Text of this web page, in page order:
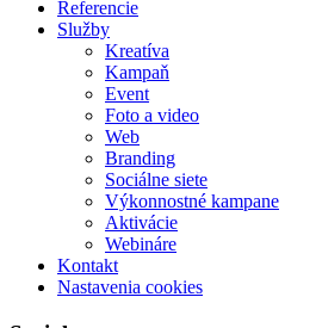
Referencie
Služby
Kreatíva
Kampaň
Event
Foto a video
Web
Branding
Sociálne siete
Výkonnostné kampane
Aktivácie
Webináre
Kontakt
Nastavenia cookies